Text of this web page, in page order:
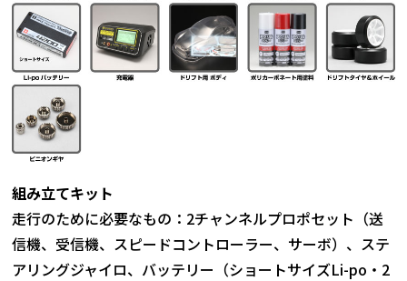
組み立てキット
走行のために必要なもの：2チャンネルプロポセット（送
信機、受信機、スピードコントローラー、サーボ）、ステ
アリングジャイロ、バッテリー（ショートサイズLi-po・2